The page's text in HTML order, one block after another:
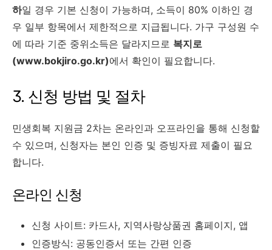
하일 경우 기본 신청이 가능하며, 소득이 80% 이하인 경
우 일부 항목에서 제한적으로 지급됩니다. 가구 구성원 수
에 따라 기준 중위소득은 달라지므로 복지로
(www.bokjiro.go.kr)에서 확인이 필요합니다.
3. 신청 방법 및 절차
민생회복 지원금 2차는 온라인과 오프라인을 통해 신청할
수 있으며, 신청자는 본인 인증 및 증빙자료 제출이 필요
합니다.
온라인 신청
신청 사이트: 카드사, 지역사랑상품권 홈페이지, 앱
인증방식: 공동인증서 또는 간편 인증